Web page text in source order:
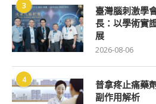
3
臺灣腦刺激學
長：以學術實
展
2026-08-06
4
普拿疼止痛藥
副作用解析